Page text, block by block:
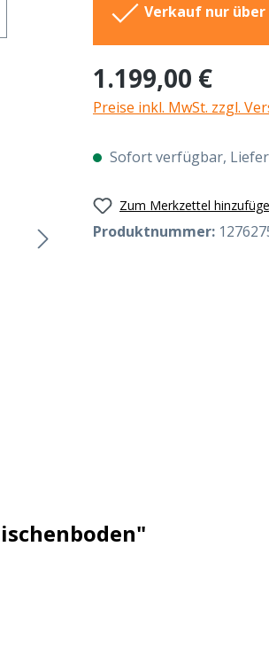
Verkauf nur
Regulärer Preis:
1.199,00 €
Preise inkl. MwSt. zzgl.
Sofort verfügbar,
Zum Merkzettel
Produktnummer: